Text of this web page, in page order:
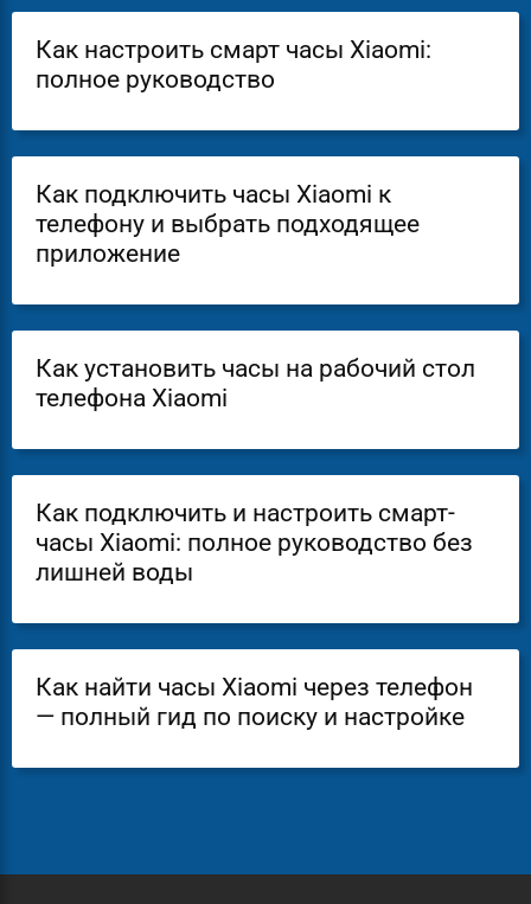
Как настроить смарт часы Xiaomi:
полное руководство
Как подключить часы Xiaomi к
телефону и выбрать подходящее
приложение
Как установить часы на рабочий стол
телефона Xiaomi
Как подключить и настроить смарт-
часы Xiaomi: полное руководство без
лишней воды
Как найти часы Xiaomi через телефон
— полный гид по поиску и настройке